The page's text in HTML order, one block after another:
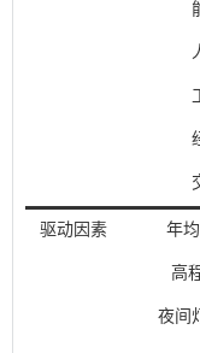
驱动因素 年
高
夜间